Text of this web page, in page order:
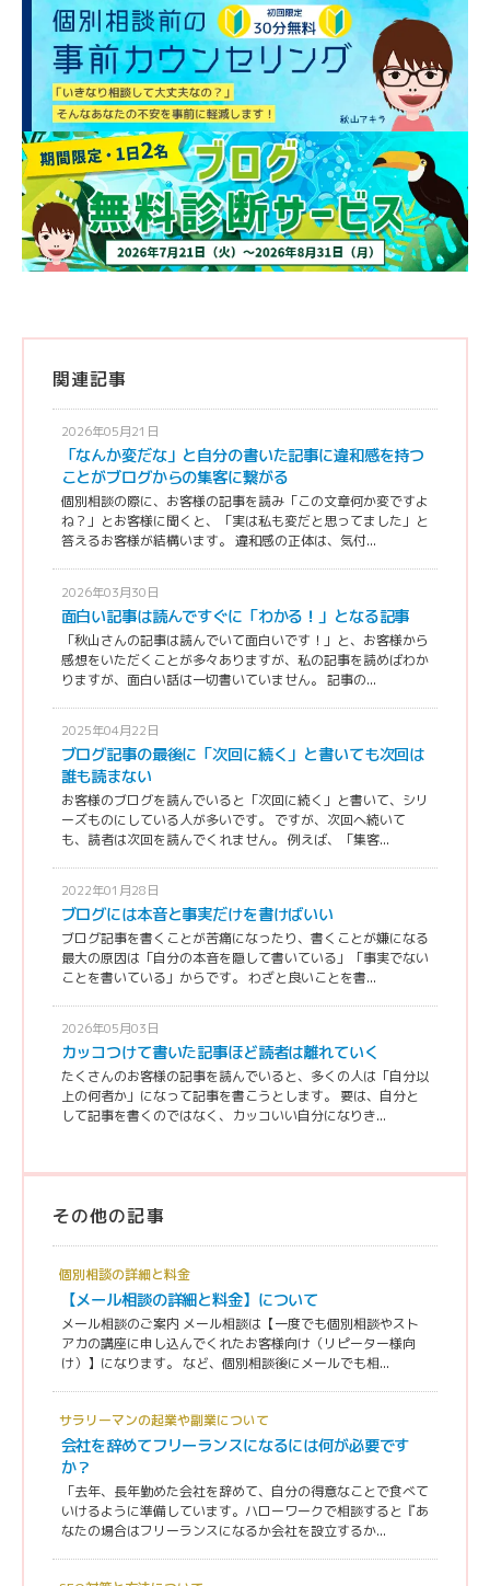
関連記事
2026年05月21日
「なんか変だな」と自分の書いた記事に違和感を持つ
ことがブログからの集客に繋がる
個別相談の際に、お客様の記事を読み「この文章何か変ですよ
ね？」とお客様に聞くと、「実は私も変だと思ってました」と
答えるお客様が結構います。 違和感の正体は、気付...
2026年03月30日
面白い記事は読んですぐに「わかる！」となる記事
「秋山さんの記事は読んでいて面白いです！」と、お客様から
感想をいただくことが多々ありますが、私の記事を読めばわか
りますが、面白い話は一切書いていません。 記事の...
2025年04月22日
ブログ記事の最後に「次回に続く」と書いても次回は
誰も読まない
お客様のブログを読んでいると「次回に続く」と書いて、シリ
ーズものにしている人が多いです。 ですが、次回へ続いて
も、読者は次回を読んでくれません。 例えば、「集客...
2022年01月28日
ブログには本音と事実だけを書けばいい
ブログ記事を書くことが苦痛になったり、書くことが嫌になる
最大の原因は「自分の本音を隠して書いている」「事実でない
ことを書いている」からです。 わざと良いことを書...
2026年05月03日
カッコつけて書いた記事ほど読者は離れていく
たくさんのお客様の記事を読んでいると、多くの人は「自分以
上の何者か」になって記事を書こうとします。 要は、自分と
して記事を書くのではなく、カッコいい自分になりき...
その他の記事
個別相談の詳細と料金
【メール相談の詳細と料金】について
メール相談のご案内 メール相談は【一度でも個別相談やスト
アカの講座に申し込んでくれたお客様向け（リピーター様向
け）】になります。 など、個別相談後にメールでも相...
サラリーマンの起業や副業について
会社を辞めてフリーランスになるには何が必要です
か？
「去年、長年勤めた会社を辞めて、自分の得意なことで食べて
いけるように準備しています。ハローワークで相談すると『あ
なたの場合はフリーランスになるか会社を設立するか...